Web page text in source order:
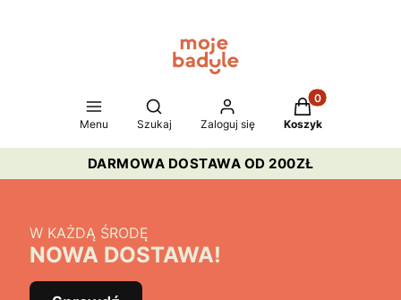
Menu
Otwórz wyszukiwarkę
Szukaj Zaloguj się
Produkty w
Koszyk
DARMOWA DOSTAWA OD 200ZŁ
W KAŻDĄ ŚRODĘ
NOWA DOSTAWA!